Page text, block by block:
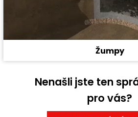
Žumpy
Nenašli jste ten
pro vás?